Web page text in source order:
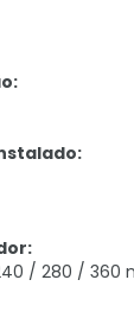
/ 280 / 360